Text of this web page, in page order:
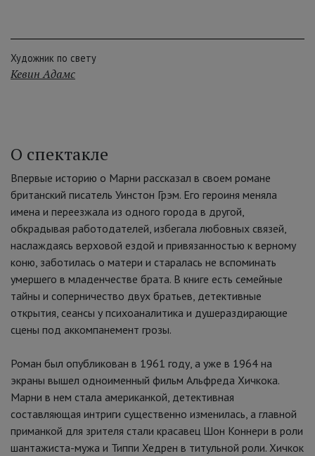
Художник по свету
Кевин Адамс
О спектакле
Впервые историю о Марни рассказал в своем романе
британский писатель Уинстон Грэм. Его героиня меняла
имена и переезжала из одного города в другой,
обкрадывая работодателей, избегала любовных связей,
наслаждаясь верховой ездой и привязанностью к верному
коню, заботилась о матери и старалась не вспоминать
умершего в младенчестве брата. В книге есть семейные
тайны и соперничество двух братьев, детективные
открытия, сеансы у психоаналитика и душераздирающие
сцены под аккомпанемент грозы.
Роман был опубликован в 1961 году, а уже в 1964 на
экраны вышел одноименный фильм Альфреда Хичкока.
Марни в нем стала американкой, детективная
составляющая интриги существенно изменилась, а главной
приманкой для зрителя стали красавец Шон Коннери в роли
шантажиста-мужа и Типпи Хедрен в титульной роли. Хичкок